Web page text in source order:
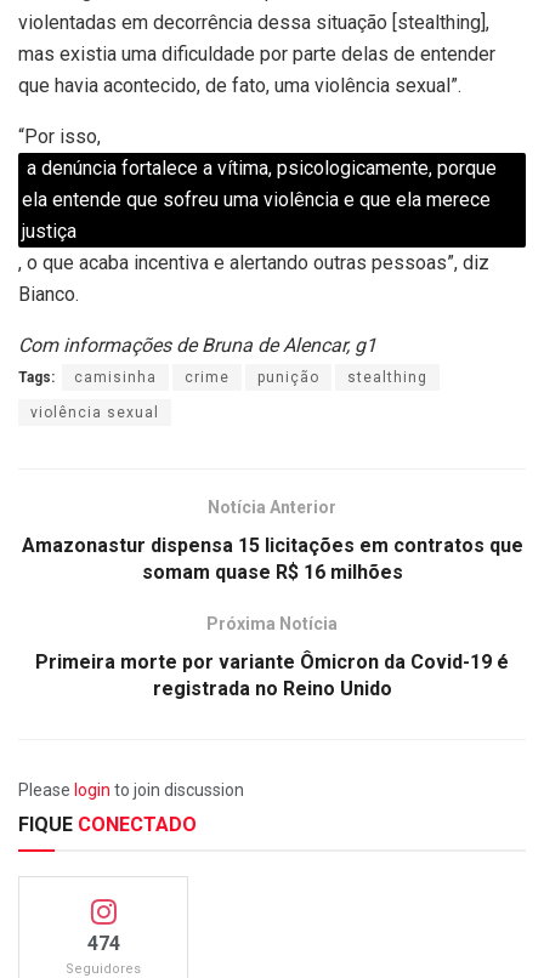
violentadas em decorrência dessa situação [stealthing],
mas existia uma dificuldade por parte delas de entender
que havia acontecido, de fato, uma violência sexual”.
“Por isso,
a denúncia fortalece a vítima, psicologicamente, porque
ela entende que sofreu uma violência e que ela merece
justiça
, o que acaba incentiva e alertando outras pessoas”, diz
Bianco.
Com informações de Bruna de Alencar, g1
Tags: camisinha crime punição stealthing
violência sexual
Notícia Anterior
Amazonastur dispensa 15 licitações em contratos que
somam quase R$ 16 milhões
Próxima Notícia
Primeira morte por variante Ômicron da Covid-19 é
registrada no Reino Unido
Please login to join discussion
FIQUE CONECTADO
474
Seguidores